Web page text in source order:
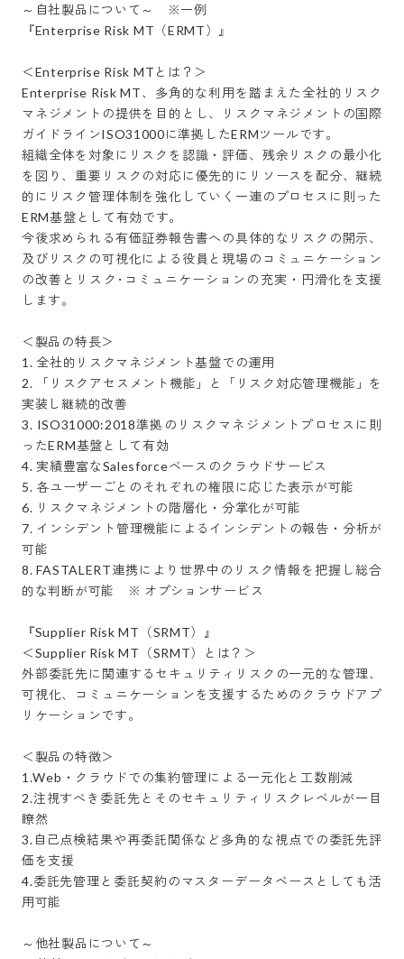
～自社製品について～　※一例
『Enterprise Risk MT（ERMT）』
＜Enterprise Risk MTとは？＞
Enterprise Risk MT、多角的な利用を踏まえた全社的リスク
マネジメントの提供を目的とし、リスクマネジメントの国際
ガイドラインISO31000に準拠したERMツールです。
組織全体を対象にリスクを認識・評価、残余リスクの最小化
を図り、重要リスクの対応に優先的にリソースを配分、継続
的にリスク管理体制を強化していく一連のプロセスに則った
ERM基盤として有効です。
今後求められる有価証券報告書への具体的なリスクの開示、
及びリスクの可視化による役員と現場のコミュニケーション
の改善とリスク･コミュニケーションの充実・円滑化を支援
します。
＜製品の特長＞
1. 全社的リスクマネジメント基盤での運用
2. 「リスクアセスメント機能」と「リスク対応管理機能」を
実装し継続的改善
3. ISO31000:2018準拠のリスクマネジメントプロセスに則
ったERM基盤として有効
4. 実績豊富なSalesforceベースのクラウドサービス
5. 各ユーザーごとのそれぞれの権限に応じた表示が可能
6. リスクマネジメントの階層化・分掌化が可能
7. インシデント管理機能によるインシデントの報告・分析が
可能
8. FASTALERT連携により世界中のリスク情報を把握し総合
的な判断が可能　※ オプションサービス
『Supplier Risk MT（SRMT）』
＜Supplier Risk MT（SRMT）とは？＞
外部委託先に関連するセキュリティリスクの一元的な管理、
可視化、コミュニケーションを支援するためのクラウドアプ
リケーションです。
＜製品の特徴＞
1.Web・クラウドでの集約管理による一元化と工数削減
2.注視すべき委託先とそのセキュリティリスクレベルが一目
瞭然
3.自己点検結果や再委託関係など多角的な視点での委託先評
価を支援
4.委託先管理と委託契約のマスターデータベースとしても活
用可能
～他社製品について～